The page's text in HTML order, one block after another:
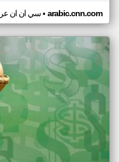
سي ان ان• arabic.cnn.com